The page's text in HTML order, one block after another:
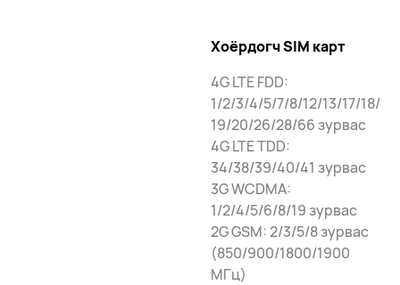
Хоёрдогч SIM карт
4G LTE FDD:
1/2/3/4/5/7/8/12/13/17/18/
19/20/26/28/66 зурвас
4G LTE TDD:
34/38/39/40/41 зурвас
3G WCDMA:
1/2/4/5/6/8/19 зурвас
2G GSM: 2/3/5/8 зурвас
(850/900/1800/1900
МГц)